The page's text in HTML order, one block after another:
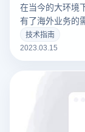
在当今的大环境
有了海外业务的
针对不同的工
器。要清楚的了
很大的不同
技术指南
2023.03.15